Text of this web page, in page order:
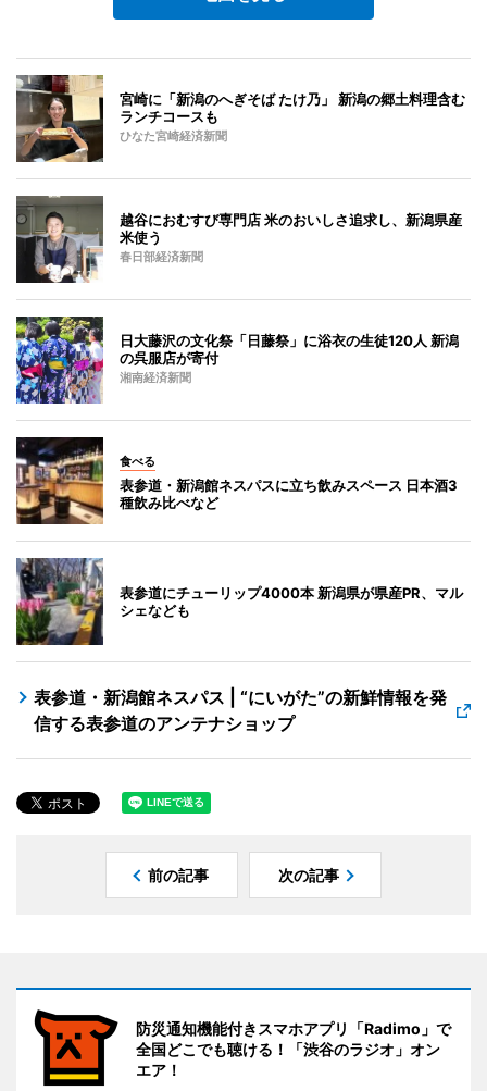
宮崎に「新潟のへぎそば たけ乃」 新潟の郷土料理含む
ランチコースも
ひなた宮崎経済新聞
越谷におむすび専門店 米のおいしさ追求し、新潟県産
米使う
春日部経済新聞
日大藤沢の文化祭「日藤祭」に浴衣の生徒120人 新潟
の呉服店が寄付
湘南経済新聞
食べる
表参道・新潟館ネスパスに立ち飲みスペース 日本酒3
種飲み比べなど
表参道にチューリップ4000本 新潟県が県産PR、マル
シェなども
表参道・新潟館ネスパス | “にいがた”の新鮮情報を発
信する表参道のアンテナショップ
前の記事 次の記事
防災通知機能付きスマホアプリ「Radimo」で
全国どこでも聴ける！「渋谷のラジオ」オン
エア！